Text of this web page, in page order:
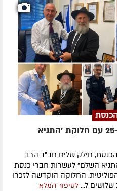
אקורד הסיום של הכנסת ה-25 עם חלוקת 'התניא
חילק שליח חב"ד הרב
השלם" לעשרות חברי כנסת
החלוקה הוקדשה לזכרו
ל... לסיפור המלא